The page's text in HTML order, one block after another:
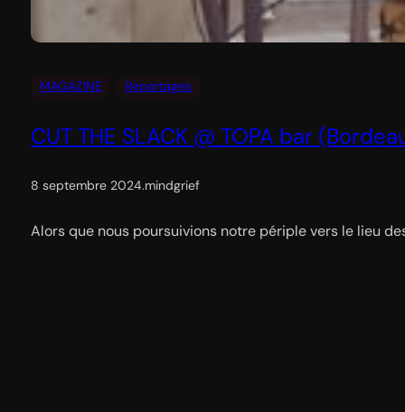
MAGAZINE Reportages
CUT THE SLACK @ TOPA bar
8 septembre 2024.mindgrief
Alors que nous poursuivions notre périple vers le lieu